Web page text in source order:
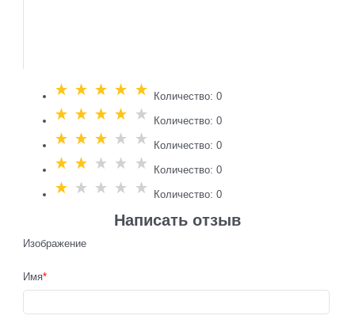
Количество: 0
Количество: 0
Количество: 0
Количество: 0
Количество: 0
Написать отзыв
Изображение
Имя